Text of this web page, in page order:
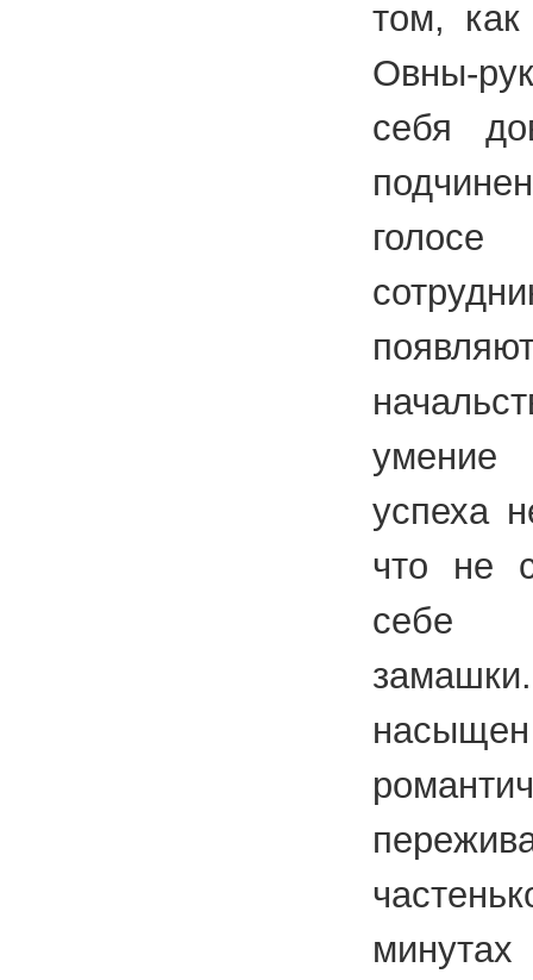
том, как
Овны-
себя
успеха
что не
себе